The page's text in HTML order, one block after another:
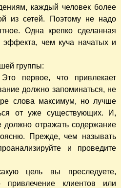
каждый человек более
из сетей. Поэтому не надо
Одна крепко сделанная
эффекта, чем куча начатых и
группы:
первое, что привлекает
должно запоминаться, не
слова максимум, но лучше
от уже существующих. И,
должно отражать содержание
Прежде, чем называть
и проведите
цель вы преследуете,
клиентов или